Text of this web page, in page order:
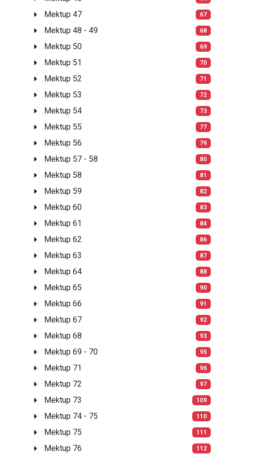
Mektup 47 67
Mektup 48 - 49 68
Mektup 50 69
Mektup 51 70
Mektup 52 71
Mektup 53 72
Mektup 54 73
Mektup 55 77
Mektup 56 79
Mektup 57 - 58 80
Mektup 58 81
Mektup 59 82
Mektup 60 83
Mektup 61 84
Mektup 62 86
Mektup 63 87
Mektup 64 88
Mektup 65 90
Mektup 66 91
Mektup 67 92
Mektup 68 93
Mektup 69 - 70 95
Mektup 71 96
Mektup 72 97
Mektup 73 109
Mektup 74 - 75 110
Mektup 75 111
Mektup 76 112